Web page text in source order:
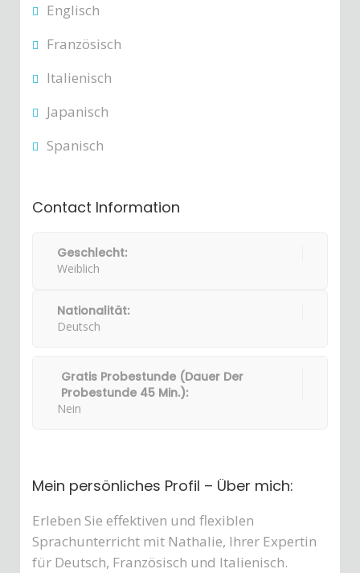
Englisch
Französisch
Italienisch
Japanisch
Spanisch
Contact Information
Geschlecht:
Weiblich
Nationalität:
Deutsch
Gratis Probestunde (Dauer Der
Probestunde 45 Min.):
Nein
Mein persönliches Profil – Über mich:
Erleben Sie effektiven und flexiblen
Sprachunterricht mit Nathalie, Ihrer Expertin
für Deutsch, Französisch und Italienisch.